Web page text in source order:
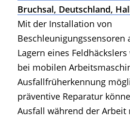
Bruchsal, Deutschland,
Mit der Installation von
Beschleunigungssensoren
Lagern eines
bei mobilen
Ausfallfrüherkennung
präventive Reparatur
Ausfall während der Arbeit